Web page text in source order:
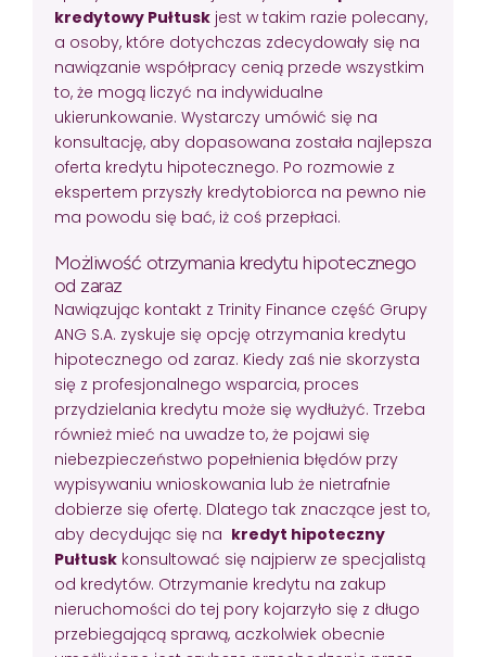
kredytowy Pułtusk jest w takim razie polecany,
a osoby, które dotychczas zdecydowały się na
nawiązanie współpracy cenią przede wszystkim
to, że mogą liczyć na indywidualne
ukierunkowanie. Wystarczy umówić się na
konsultację, aby dopasowana została najlepsza
oferta kredytu hipotecznego. Po rozmowie z
ekspertem przyszły kredytobiorca na pewno nie
ma powodu się bać, iż coś przepłaci.
Możliwość otrzymania kredytu hipotecznego
od zaraz
Nawiązując kontakt z Trinity Finance część Grupy
ANG S.A. zyskuje się opcję otrzymania kredytu
hipotecznego od zaraz. Kiedy zaś nie skorzysta
się z profesjonalnego wsparcia, proces
przydzielania kredytu może się wydłużyć. Trzeba
również mieć na uwadze to, że pojawi się
niebezpieczeństwo popełnienia błędów przy
wypisywaniu wnioskowania lub że nietrafnie
dobierze się ofertę. Dlatego tak znaczące jest to,
aby decydując się na kredyt hipoteczny
Pułtusk konsultować się najpierw ze specjalistą
od kredytów. Otrzymanie kredytu na zakup
nieruchomości do tej pory kojarzyło się z długo
przebiegającą sprawą, aczkolwiek obecnie